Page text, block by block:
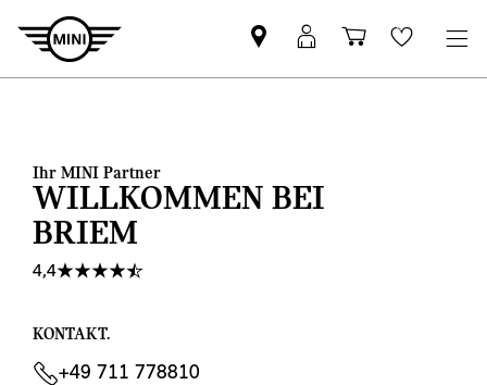
MINI
Partner
MINI
Login
Wishlist
Ihr MINI Partner
WILLKOMMEN BEI
BRIEM
4,4
KONTAKT.
+49 711 778810